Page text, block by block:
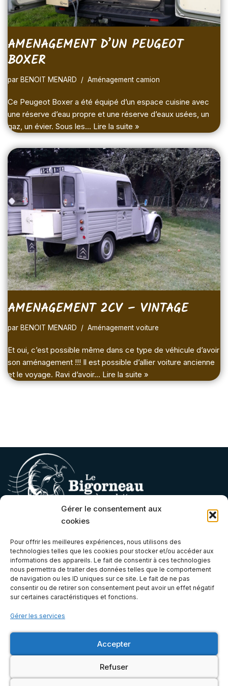
Gérer le consentement aux
cookies
Pour offrir les meilleures expériences, nous utilisons des
technologies telles que les cookies pour stocker et/ou accéder aux
informations des appareils. Le fait de consentir à ces technologies
nous permettra de traiter des données telles que le comportement
de navigation ou les ID uniques sur ce site. Le fait de ne pas
consentir ou de retirer son consentement peut avoir un effet négatif
sur certaines caractéristiques et fonctions.
Gérer les services
Accepter
Refuser
AMENAGEMENT D’UN PEUGEOT
BOXER
par BENOIT MENARD Aménagement camion
Ce Peugeot Boxer a été équipé d’un espace cuisine avec
une réserve d’eau propre et une réserve d’eaux usées, un
gaz, un évier. Sous les… Lire la suite »
AMENAGEMENT 2CV – VINTAGE
par BENOIT MENARD Aménagement voiture
Et oui, c’est possible même dans ce type de véhicule d’avoir
son aménagement !!! Il est possible d’allier voiture ancienne
et le voyage. Ravi d’avoir… Lire la suite »
contact@lebigorneauaroulettes.fr
(+33) 07 66 68 06 21
Atelier & Boutique
6E, Zone Artisanale de Bel Orme, 22970 Ploumagoar, Côtes-
d'Armor (Bretagne)
© 2026 Le Bigorneau à Roulettes | Accessoires camping-
car, voyage, véhicule aménagé + kits d'aménagement